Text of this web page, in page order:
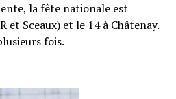
la fête nationale est
et Sceaux) et le 14 à Châtenay.
fois.